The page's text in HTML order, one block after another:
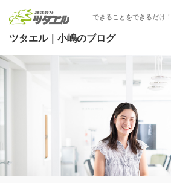
できることをできるだけ！
ツタエル｜小嶋のブログ